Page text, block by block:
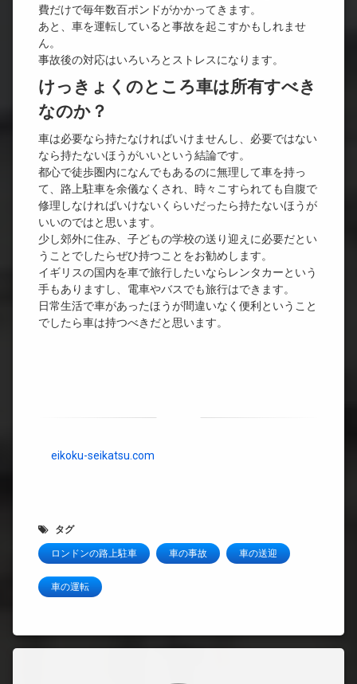
費だけで毎年数百ポンドがかかってきます。
あと、車を運転していると事故を起こすかもしれませ
ん。
事故後の対応はいろいろとストレスになります。
けっきょくのところ車は所有すべき
なのか？
車は必要なら持たなければいけませんし、必要ではない
なら持たないほうがいいという結論です。
都心で徒歩圏内になんでもあるのに無理して車を持っ
て、路上駐車を余儀なくされ、時々こすられても自腹で
修理しなければいけないくらいだったら持たないほうが
いいのではと思います。
少し郊外に住み、子どもの学校の送り迎えに必要だとい
うことでしたらぜひ持つことをお勧めします。
イギリスの国内を車で旅行したいならレンタカーという
手もありますし、電車やバスでも旅行はできます。
日常生活で車があったほうが間違いなく便利ということ
でしたら車は持つべきだと思います。
eikoku-seikatsu.com
タグ
ロンドンの路上駐車 車の事故 車の送迎
車の運転